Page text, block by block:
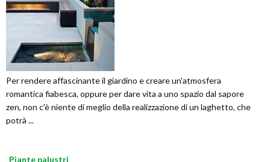
Per rendere affascinante il giardino e creare un'atmosfera
romantica fiabesca, oppure per dare vita a uno spazio dal sapore
zen, non c'è niente di meglio della realizzazione di un laghetto, che
potrà ...
Piante palustri